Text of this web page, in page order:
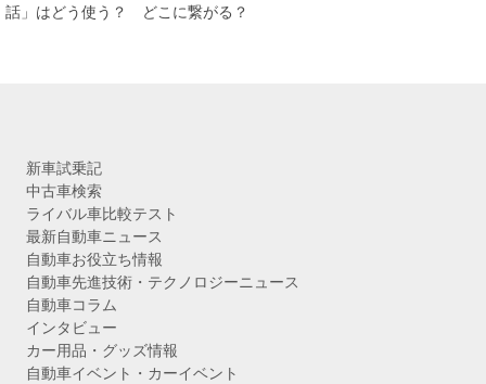
ブ
話」はどう使う？ どこに繋がる？
新車試乗記
中古車検索
ライバル車比較テスト
最新自動車ニュース
自動車お役立ち情報
自動車先進技術・テクノロジーニュース
自動車コラム
インタビュー
カー用品・グッズ情報
自動車イベント・カーイベント